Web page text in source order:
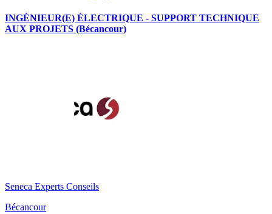
INGÉNIEUR(E) ÉLECTRIQUE - SUPPORT TECHNIQUE
AUX PROJETS (Bécancour)
Seneca Experts Conseils
Bécancour